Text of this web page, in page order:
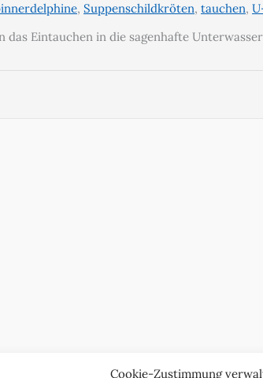
Cookie-Zustimmung
, Suppenschildkröten, tauchen,
Eintauchen in die sagenhafte